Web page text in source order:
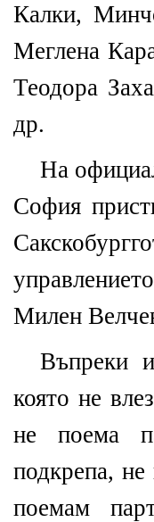
Калки,
Меглена
Теодора
др.
На
София
Милен
Въпреки
която не
не поема
подкрепа, не
поемам